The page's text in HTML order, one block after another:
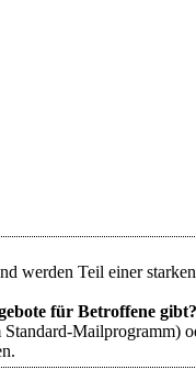
werden Teil einer
für Betroffene gibt?
Mailprogramm)